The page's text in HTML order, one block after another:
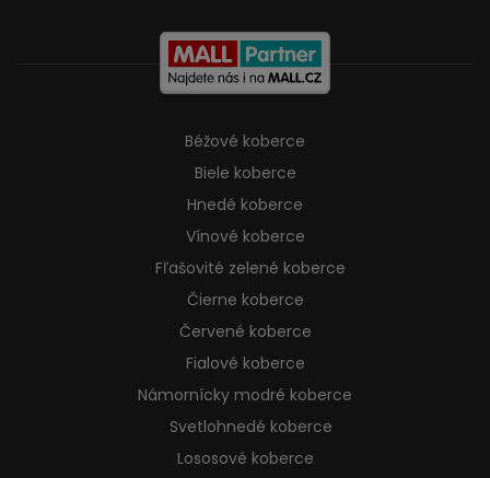
Béžové koberce
Biele koberce
Hnedé koberce
Vínové koberce
Fľašovité zelené koberce
Čierne koberce
Červené koberce
Fialové koberce
Námornícky modré koberce
Svetlohnedé koberce
Lososové koberce